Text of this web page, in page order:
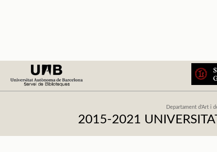
Departament d'Art i
2015-2021